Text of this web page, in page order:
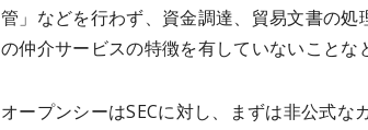
管」などを行わず、資金調達、貿易文書の
の仲介サービスの特徴を有していないことな
オープンシーはSECに対し、まずは非公式な